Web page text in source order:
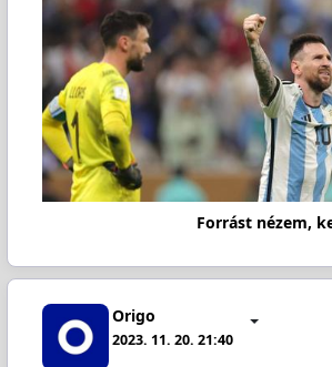
Forrást nézem,
Origo
2023. 11. 20. 21:40